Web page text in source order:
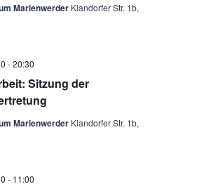
Marienwerder Klandorfer Str. 1b,
Sitzung der
-20:30
Marienwerder Klandorfer Str. 1b,
- 11:00